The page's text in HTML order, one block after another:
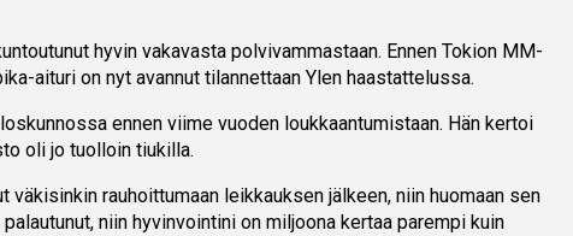
hyvin vakavasta polvivammastaan. Ennen Tokion MM-
aituri on nyt avannut tilannettaan Ylen haastattelussa.
ennen viime vuoden loukkaantumistaan. Hän kertoi
oli jo tuolloin tiukilla.
väkisinkin rauhoittumaan leikkauksen jälkeen, niin huomaan sen
niin hyvinvointini on miljoona kertaa parempi kuin